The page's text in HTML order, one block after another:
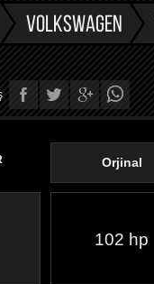
VOLKSWAGEN
Orjinal
102 hp